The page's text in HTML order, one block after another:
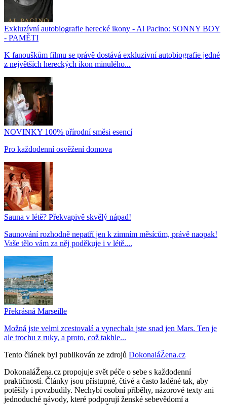
Exkluzívní autobiografie herecké ikony - Al Pacino: SONNY BOY
- PAMĚTI
K fanouškům filmu se právě dostává exkluzivní autobiografie jedné
z největších hereckých ikon minulého...
NOVINKY 100% přírodní směsi esencí
Pro každodenní osvěžení domova
Sauna v létě? Překvapivě skvělý nápad!
Saunování rozhodně nepatří jen k zimním měsícům, právě naopak!
Vaše tělo vám za něj poděkuje i v létě....
Překrásná Marseille
Možná jste velmi zcestovalá a vynechala jste snad jen Mars. Ten je
ale trochu z ruky, a proto, což takhle...
Tento článek byl publikován ze zdrojů DokonaláŽena.cz
DokonaláŽena.cz propojuje svět péče o sebe s každodenní
praktičností. Články jsou přístupné, čtivé a často laděné tak, aby
potěšily i povzbudily. Nechybí osobní příběhy, názorové texty ani
jednoduché návody, které podporují ženské sebevědomí a